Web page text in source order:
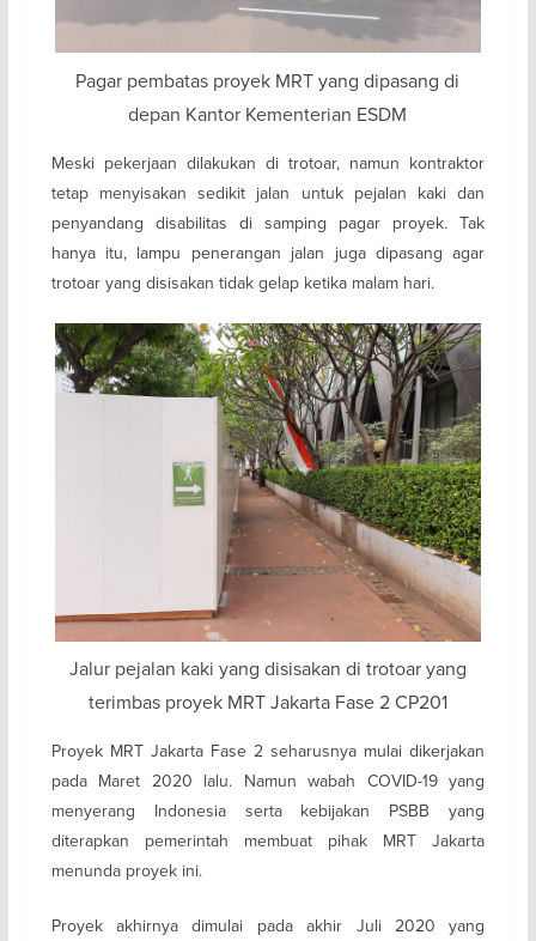
Pagar pembatas proyek MRT yang dipasang di
depan Kantor Kementerian ESDM
Meski pekerjaan dilakukan di trotoar, namun kontraktor
tetap menyisakan sedikit jalan untuk pejalan kaki dan
penyandang disabilitas di samping pagar proyek. Tak
hanya itu, lampu penerangan jalan juga dipasang agar
trotoar yang disisakan tidak gelap ketika malam hari.
Jalur pejalan kaki yang disisakan di trotoar yang
terimbas proyek MRT Jakarta Fase 2 CP201
Proyek MRT Jakarta Fase 2 seharusnya mulai dikerjakan
pada Maret 2020 lalu. Namun wabah COVID-19 yang
menyerang Indonesia serta kebijakan PSBB yang
diterapkan pemerintah membuat pihak MRT Jakarta
menunda proyek ini.
Proyek akhirnya dimulai pada akhir Juli 2020 yang